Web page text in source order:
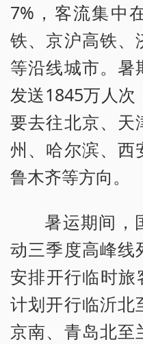
7%，客流集中
铁、京沪高铁、
等沿线城市。暑
发送1845万人次
要去往北京、天
州、哈尔滨、西
鲁木齐等方向。
暑运期间，
动三季度高峰线
安排开行临时旅
计划开行临沂北
京南、青岛北至